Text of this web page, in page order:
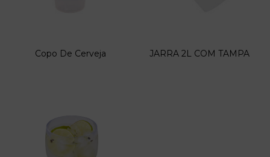
Copo De Cerveja JARRA 2L COM TAMPA